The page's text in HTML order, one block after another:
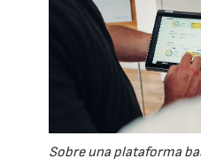
Sobre una plataforma